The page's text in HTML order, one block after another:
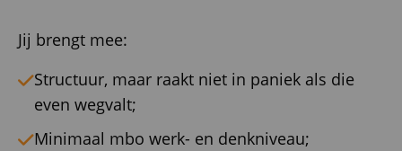
Jij brengt mee:
Structuur, maar raakt niet in paniek als die
even wegvalt;
Minimaal mbo werk- en denkniveau;